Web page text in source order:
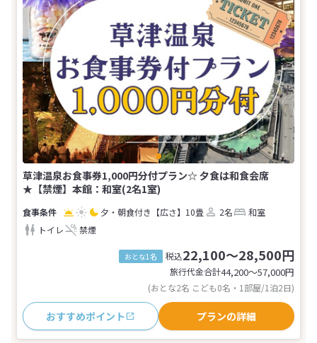
草津温泉お食事券1,000円分付プラン☆ 夕食は和食会席
★【禁煙】本館：和室(2名1室)
夕・朝食付き 【広さ】10畳 2名
和室
トイレ
禁煙
おとな1名 税込22,100～28,500円
旅行代金合計44,200〜57,000円
(おとな2名 こども0名・1部屋/1泊2日)
おすすめポイント プランの詳細